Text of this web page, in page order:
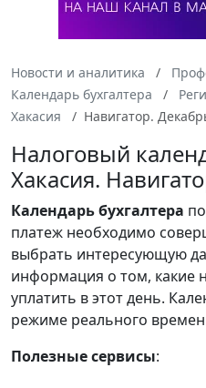
Новости и аналитика
Календарь бухгалтера
Хакасия
Навигатор.
Налоговый
Хакасия.
Календарьбухгалтера
платеж необходимо
выбрать интересующую
информация о том, какие
уплатить в этот день.
режиме реального
Полезные сервисы: